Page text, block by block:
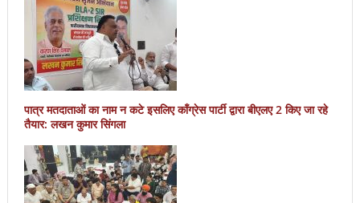
पात्र मतदाताओं का नाम न कटे इसलिए काँग्रेस पार्टी द्वारा बीएलए 2 किए जा रहे
तैयार: लखन कुमार सिंगला